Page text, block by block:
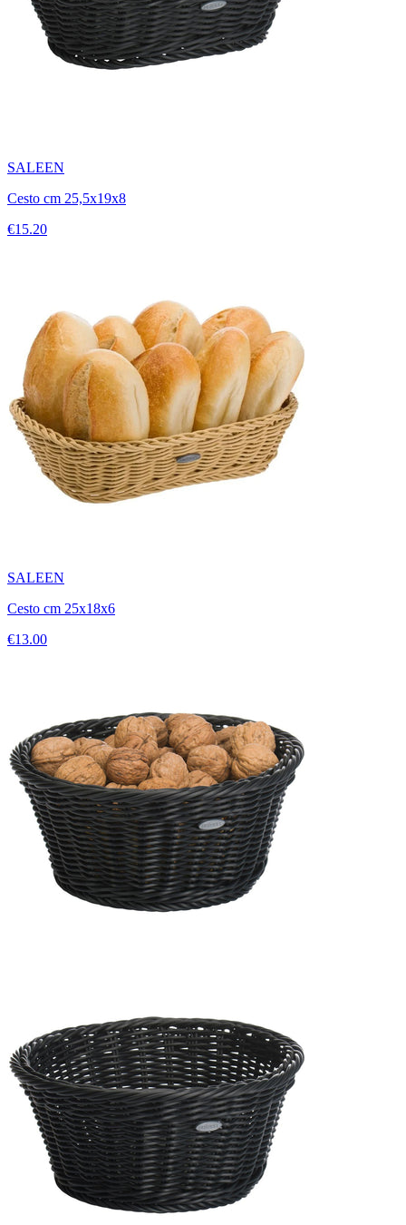
SALEEN
Cesto cm 25,5x19x8
€15.20
SALEEN
Cesto cm 25x18x6
€13.00